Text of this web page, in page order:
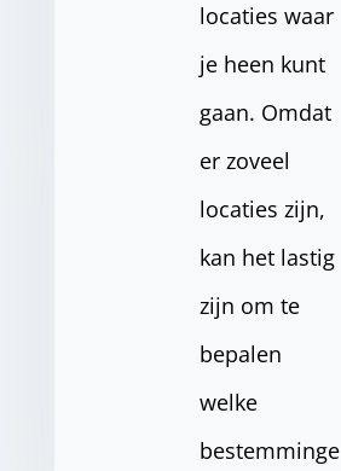
locaties waar
je heen kunt
gaan. Omdat
er zoveel
locaties zijn,
kan het lastig
zijn om te
bepalen
welke
bestemminge